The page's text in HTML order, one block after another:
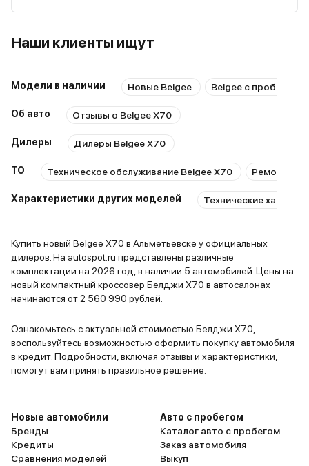
Серый металлик / Titanium Grey 2 авто Альметьевск
2 715 990 ₽
Черный металлик / Ink Black 1 авто Казань
и еще 60 опций
2 715 990 ₽
Belgee • X70
и еще 60 опций
2 809 990 ₽
Belgee • X70
В наличии
и еще 60 опций
2 809 990 ₽
2 656 990 ₽
Belgee • X70
ПТС
и еще 72 опции
2 856 990 ₽
Belgee • X70
Серый металлик / Titanium Grey 1 авто Казань
и еще 72 опции
реальности. Но! Подушка сиденья
моим ростом не самая удачная.
Наши клиенты ищут
Модели в наличии Новые Belgee Belgee с пробегом
Об авто Отзывы о Belgee X70
Дилеры Дилеры Belgee X70
ТО Техническое обслуживание Belgee X70 Ремонт
Характеристики других моделей Технические
Купить новый Belgee X70 в Альметьевске у официальных
дилеров. На autospot.ru представлены различные
комплектации на 2026 год, в наличии 5 автомобилей. Цены на
новый компактный кроссовер Белджи Х70 в автосалонах
начинаются от 2 560 990 рублей.
Ознакомьтесь с актуальной стоимостью Белджи Х70,
воспользуйтесь возможностью оформить покупку автомобиля
в кредит. Подробности, включая отзывы и характеристики,
помогут вам принять правильное решение.
Новые автомобили
Бренды
Кредиты
Сравнения моделей
Авто с пробегом
Каталог авто с пробегом
Заказ автомобиля
Выкуп